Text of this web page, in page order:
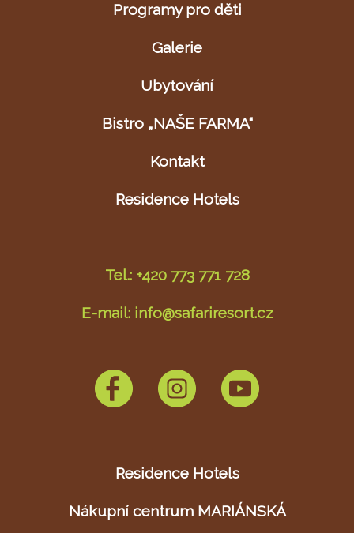
Programy pro děti
Galerie
Ubytování
Bistro „NAŠE FARMA“
Kontakt
Residence Hotels
Tel.: +420 773 771 728
E-mail: info@safariresort.cz
Residence Hotels
Nákupní centrum MARIÁNSKÁ